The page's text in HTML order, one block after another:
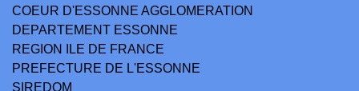
COEUR D'ESSONNE AGGLOMERATION
DEPARTEMENT ESSONNE
REGION ILE DE FRANCE
PREFECTURE DE L'ESSONNE
SIREDOM